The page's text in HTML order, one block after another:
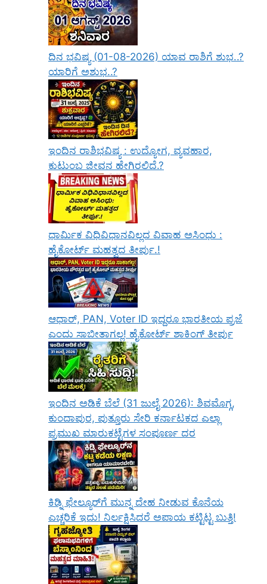
ದಿನ ಭವಿಷ್ಯ (01-08-2026) ಯಾವ ರಾಶಿಗೆ ಶುಭ..?
ಯಾರಿಗೆ ಅಶುಭ..?
ಇಂದಿನ ರಾಶಿಭವಿಷ್ಯ : ಉದ್ಯೋಗ, ವ್ಯವಹಾರ,
ಕುಟುಂಬ ಜೀವನ ಹೇಗಿರಲಿದೆ.?
ಧಾರ್ಮಿಕ ವಿಧಿವಿಧಾನವಿಲ್ಲದ ವಿವಾಹ ಅಸಿಂಧು :
ಹೈಕೋರ್ಟ್ ಮಹತ್ವದ ತೀರ್ಪು.!
ಆಧಾರ್, PAN, Voter ID ಇದ್ದರೂ ಭಾರತೀಯ ಪ್ರಜೆ
ಎಂದು ಸಾಬೀತಾಗಲ್ಲ! ಹೈಕೋರ್ಟ್ ಶಾಕಿಂಗ್ ತೀರ್ಪು
ಇಂದಿನ ಅಡಿಕೆ ಬೆಲೆ (31 ಜುಲೈ 2026): ಶಿವಮೊಗ್ಗ,
ಕುಂದಾಪುರ, ಪುತ್ತೂರು ಸೇರಿ ಕರ್ನಾಟಕದ ಎಲ್ಲಾ
ಪ್ರಮುಖ ಮಾರುಕಟ್ಟೆಗಳ ಸಂಪೂರ್ಣ ದರ
ಕಿಡ್ನಿ ಫೇಲ್ಯೂರ್‌ಗೆ ಮುನ್ನ ದೇಹ ನೀಡುವ ಕೊನೆಯ
ಎಚ್ಚರಿಕೆ ಇದು! ನಿರ್ಲಕ್ಷಿಸಿದರೆ ಅಪಾಯ ಕಟ್ಟಿಟ್ಟ ಬುತ್ತಿ!